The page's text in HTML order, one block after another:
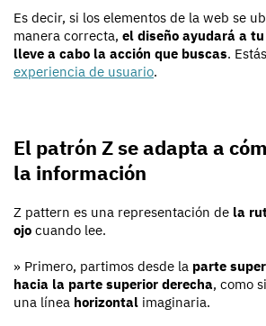
Es decir, si los elementos de la web se
manera correcta, el diseño ayudará a
lleve a cabo la acción que buscas.
experiencia de usuario.
El patrón Z se adapta a
la información
Z pattern es una representación de la
ojo cuando lee.
» Primero, partimos desde la parte
hacia la parte superior derecha, como
una línea horizontal imaginaria.